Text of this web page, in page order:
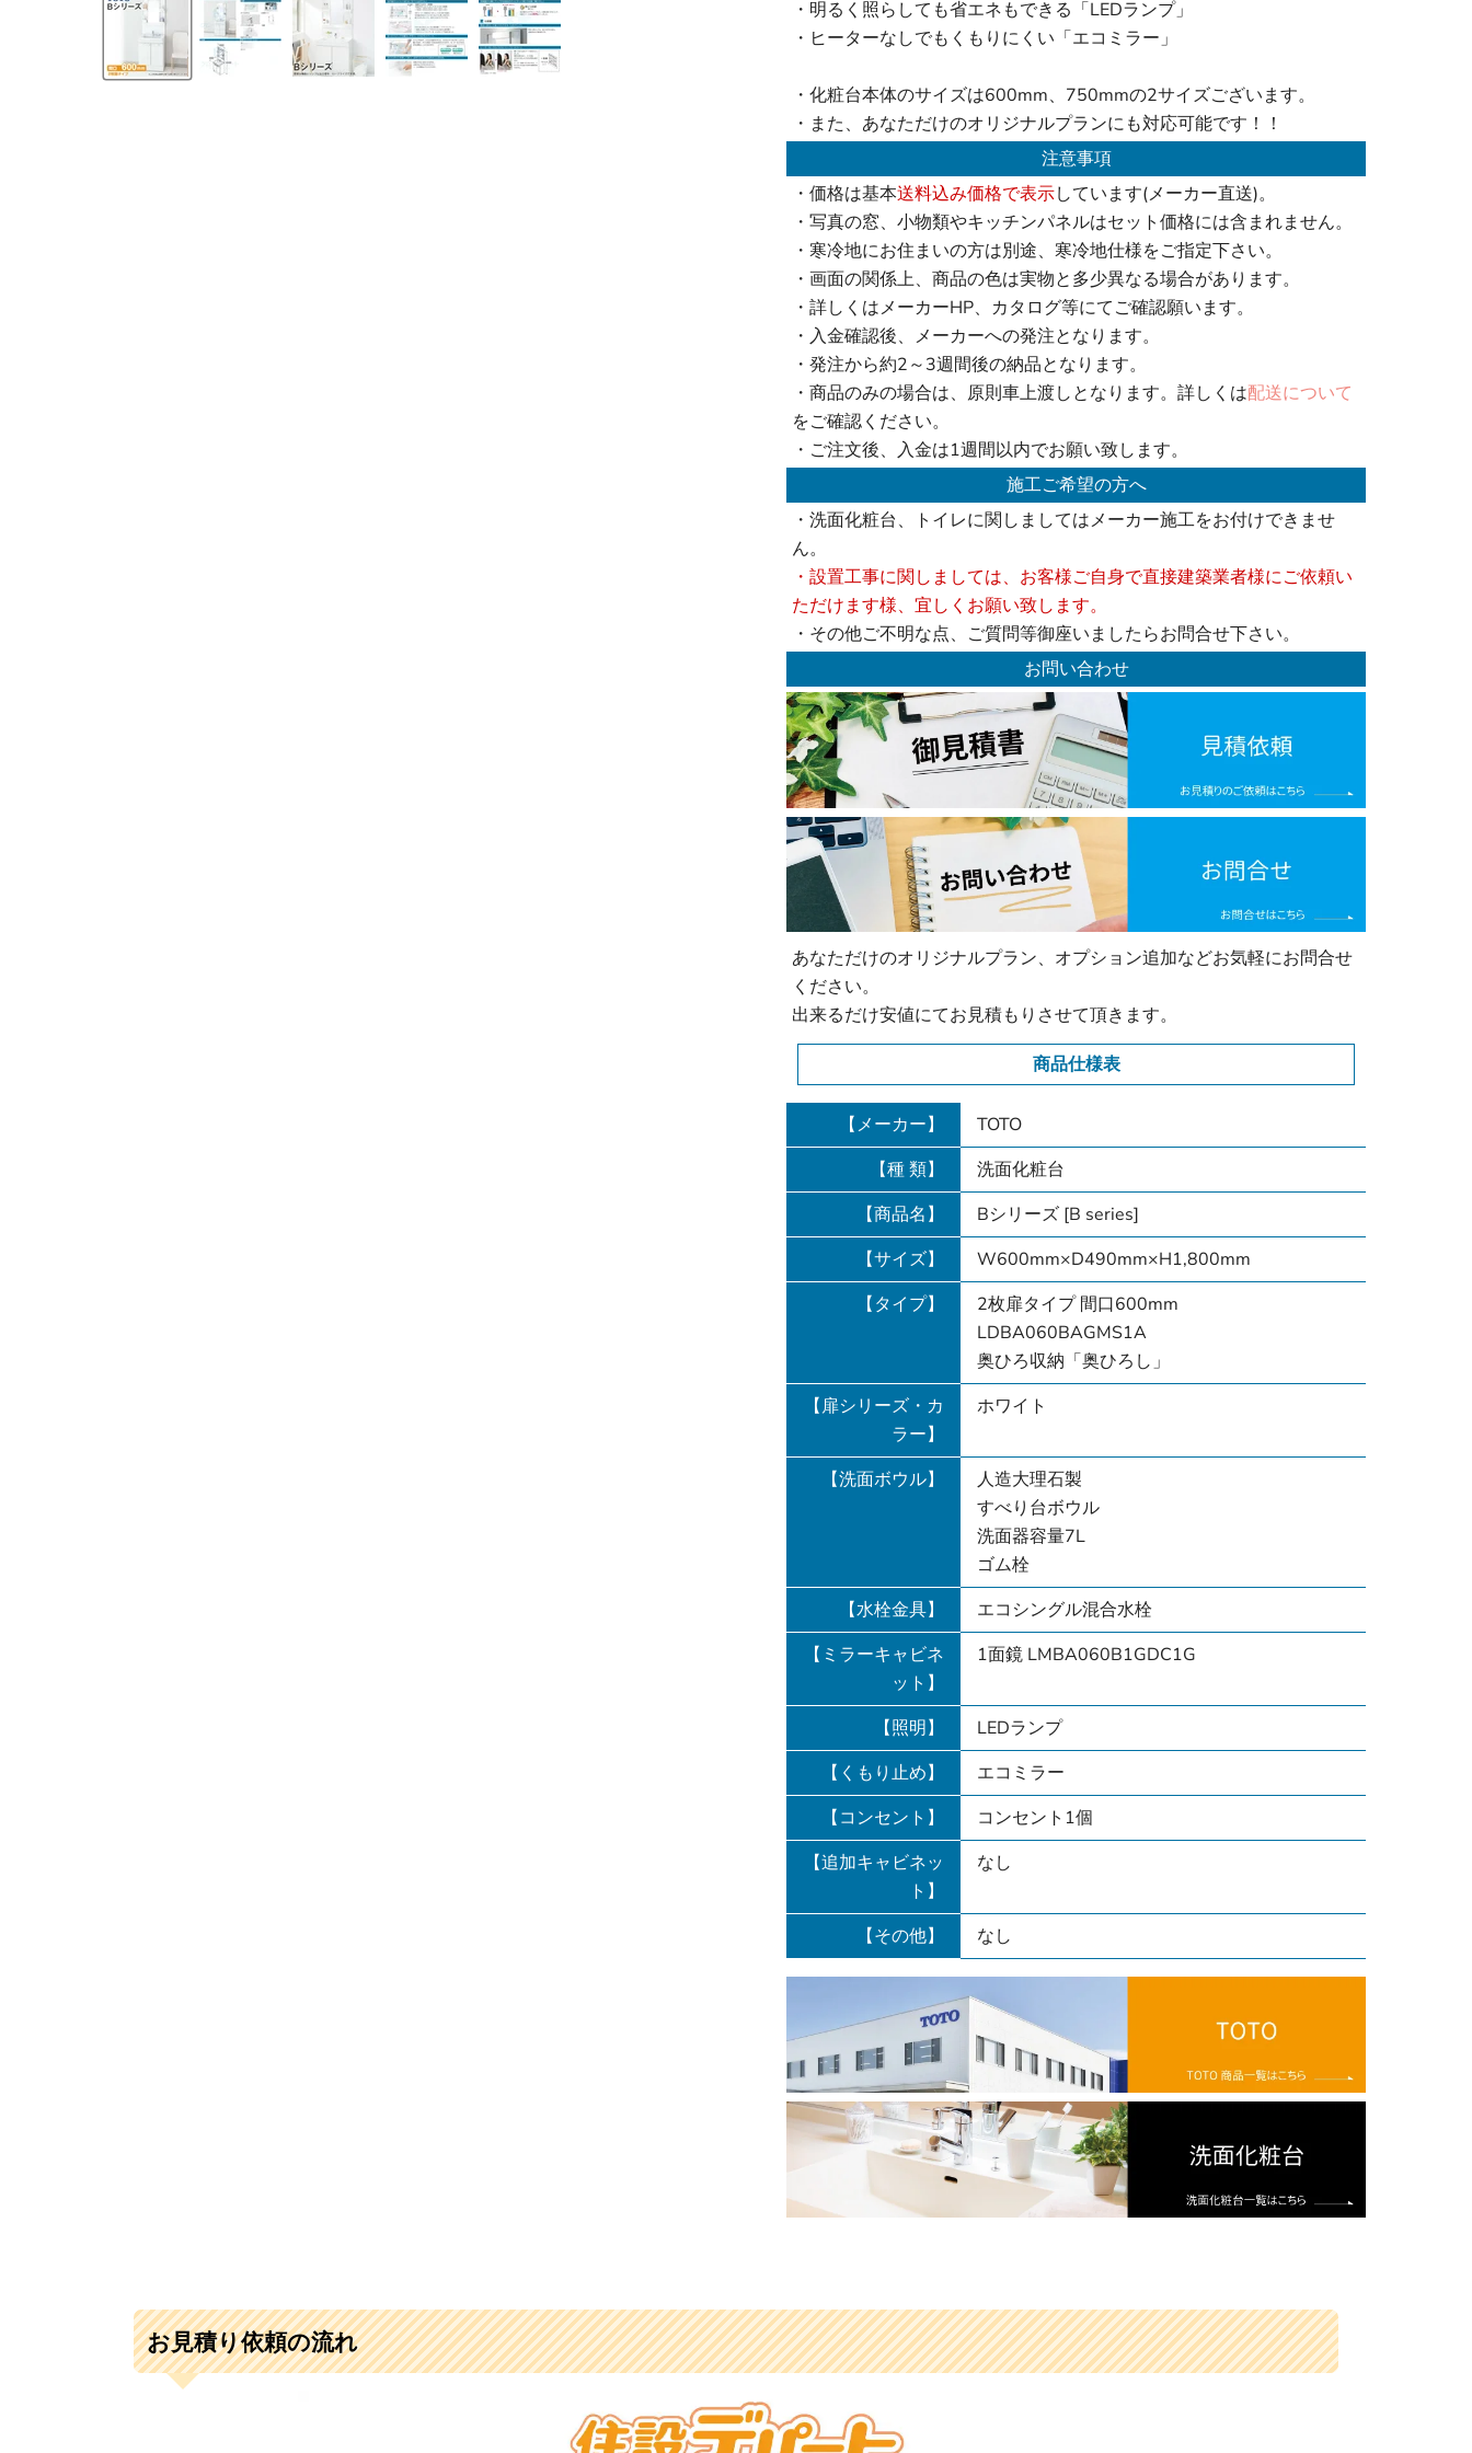
・明るく照らしても省エネもできる「LEDランプ」
・ヒーターなしでもくもりにくい「エコミラー」
・化粧台本体のサイズは600mm、750mmの2サイズございます。
・また、あなただけのオリジナルプランにも対応可能です！！
注意事項
・価格は基本送料込み価格で表示しています(メーカー直送)。
・写真の窓、小物類やキッチンパネルはセット価格には含まれません。
・寒冷地にお住まいの方は別途、寒冷地仕様をご指定下さい。
・画面の関係上、商品の色は実物と多少異なる場合があります。
・詳しくはメーカーHP、カタログ等にてご確認願います。
・入金確認後、メーカーへの発注となります。
・発注から約2～3週間後の納品となります。
・商品のみの場合は、原則車上渡しとなります。詳しくは配送について
をご確認ください。
・ご注文後、入金は1週間以内でお願い致します。
施工ご希望の方へ
・洗面化粧台、トイレに関しましてはメーカー施工をお付けできませ
ん。
・設置工事に関しましては、お客様ご自身で直接建築業者様にご依頼い
ただけます様、宜しくお願い致します。
・その他ご不明な点、ご質問等御座いましたらお問合せ下さい。
お問い合わせ
あなただけのオリジナルプラン、オプション追加などお気軽にお問合せ
ください。
出来るだけ安値にてお見積もりさせて頂きます。
商品仕様表
【メーカー】
TOTO
【種 類】
洗面化粧台
【商品名】
Bシリーズ [B series]
【サイズ】
W600mm×D490mm×H1,800mm
【タイプ】
2枚扉タイプ 間口600mm
LDBA060BAGMS1A
奥ひろ収納「奥ひろし」
【扉シリーズ・カ
ラー】
ホワイト
【洗面ボウル】
人造大理石製
すべり台ボウル
洗面器容量7L
ゴム栓
【水栓金具】
エコシングル混合水栓
【ミラーキャビネ
ット】
1面鏡 LMBA060B1GDC1G
【照明】
LEDランプ
【くもり止め】
エコミラー
【コンセント】
コンセント1個
【追加キャビネッ
ト】
なし
【その他】 なし
お見積り依頼の流れ